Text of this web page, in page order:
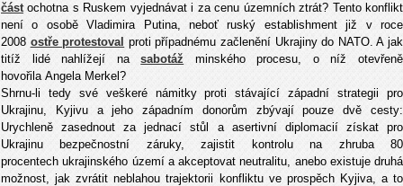
část ochotna s Ruskem vyjednávat i za cenu územních ztrát? Tento konflikt
není o osobě Vladimira Putina, neboť ruský establishment již v roce
2008 ostře protestoval proti případnému začlenění Ukrajiny do NATO. A jak
titíž lidé nahlížejí nasabotáž
minského procesu, o níž otevřeně
hovořila Angela Merkel?
Shrnu-li tedy své veškeré námitky proti stávající západní strategii pro
Ukrajinu, Kyjivu a jeho západním donorům zbývají pouze dvě cesty:
Urychleně zasednout za jednací stůl a asertivní diplomacií získat pro
Ukrajinu bezpečnostní záruky, zajistit kontrolu na zhruba 80
procentech ukrajinského území a akceptovat neutralitu, anebo existuje druhá
možnost, jak zvrátit neblahou trajektorii konfliktu ve prospěch Kyjiva, a to